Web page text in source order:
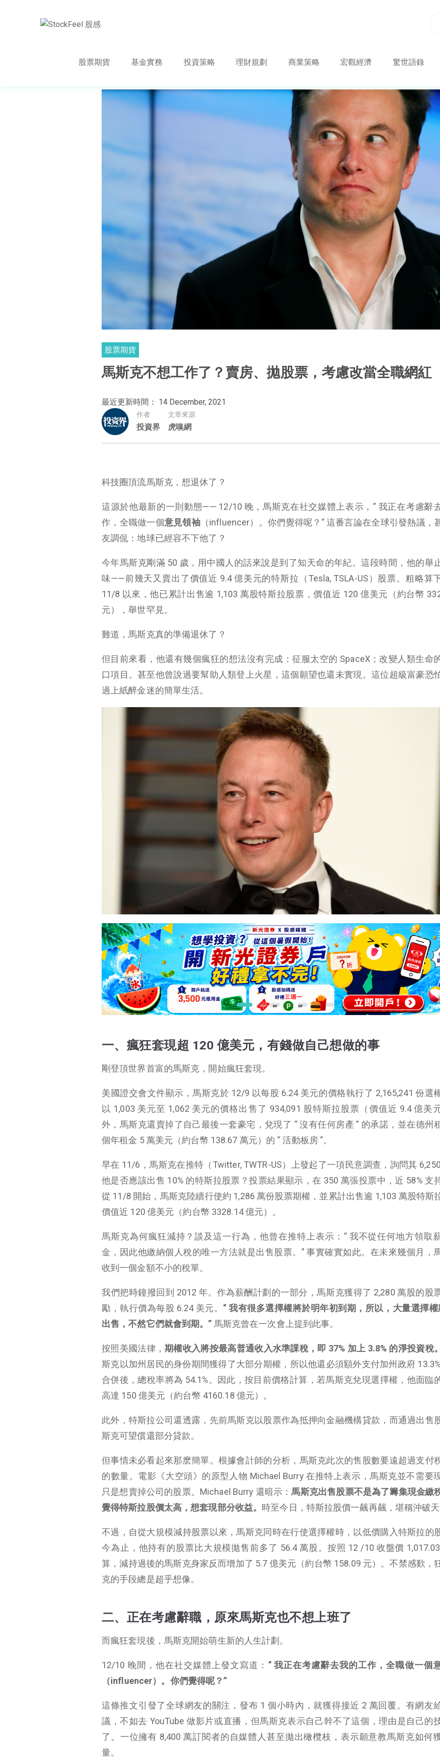
股票期貨 基金實務 投資策略 理財規劃 商業策略 宏觀經濟 驚世語錄
股票期貨
馬斯克不想工作了？賣房、拋股票，考慮改當全職網紅
最近更新時間： 14 December, 2021
作者
投資界
文章來源
虎嗅網
科技圈頂流馬斯克，想退休了？
這源於他最新的一則動態—— 12/10 晚，馬斯克在社交媒體上表示，“ 我正在考慮辭
作，全職做一個意見領袖（influencer）。你們覺得呢？” 這番言論在全球引發熱議，
友調侃：地球已經容不下他了？
今年馬斯克剛滿 50 歲，用中國人的話來說是到了知天命的年紀。這段時間，他的舉
味——前幾天又賣出了價值近 9.4 億美元的特斯拉（Tesla, TSLA-US）股票。粗略算
11/8 以來，他已累計出售逾 1,103 萬股特斯拉股票，價值近 120 億美元（約台幣
元），舉世罕見。
難道，馬斯克真的準備退休了？
但目前來看，他還有幾個瘋狂的想法沒有完成：征服太空的 SpaceX；改變人類生命
口項目。甚至他曾說過要幫助人類登上火星，這個願望也還未實現。這位超級富豪恐
過上紙醉金迷的簡單生活。
一、瘋狂套現超 120 億美元，有錢做自己想做的事
剛登頂世界首富的馬斯克，開始瘋狂套現。
美國證交會文件顯示，馬斯克於 12/9 以每股 6.24 美元的價格執行了 2,165,241 份選
以 1,003 美元至 1,062 美元的價格出售了 934,091 股特斯拉股票（價值近 9.4 億美
外，馬斯克還賣掉了自己最後一套豪宅，兌現了 “ 沒有任何房產 ” 的承諾，並在德州
個年租金 5 萬美元（約台幣 138.67 萬元）的 “ 活動板房 ”。
早在 11/6，馬斯克在推特（Twitter, TWTR-US）上發起了一項民意調查，詢問其
他是否應該出售 10% 的特斯拉股票？投票結果顯示，在 350 萬張投票中，近 58% 支
從 11/8 開始，馬斯克陸續行使約 1,286 萬份股票期權，並累計出售逾 1,103 萬股特斯
價值近 120 億美元（約台幣 3328.14 億元）。
馬斯克為何瘋狂減持？談及這一行為，他曾在推特上表示：“ 我不從任何地方領取
金，因此他繳納個人稅的唯一方法就是出售股票。” 事實確實如此。在未來幾個月，
收到一個金額不小的稅單。
我們把時鐘撥回到 2012 年。作為薪酬計劃的一部分，馬斯克獲得了 2,280 萬股的股
勵，執行價為每股 6.24 美元。 “ 我有很多選擇權將於明年初到期，所以，大量選擇權
出售，不然它們就會到期。” 馬斯克曾在一次會上提到此事。
按照美國法律，期權收入將按最高普通收入水準課稅，即 37% 加上 3.8% 的淨投資稅
斯克以加州居民的身份期間獲得了大部分期權，所以他還必須額外支付加州政府
合併後，總稅率將為 54.1%。因此，按目前價格計算，若馬斯克兌現選擇權，他面臨
高達 150 億美元（約台幣 4160.18 億元）。
此外，特斯拉公司還透露，先前馬斯克以股票作為抵押向金融機構貸款，而通過出售
斯克可望償還部分貸款。
但事情未必看起來那麽簡單。根據會計師的分析，馬斯克此次的售股數要遠超過支付
的數量。電影《大空頭》的原型人物 Michael Burry 在推特上表示，馬斯克並不需要
只是想賣掉公司的股票。Michael Burry 還暗示：馬斯克出售股票不是為了籌集現金繳
覺得特斯拉股價太高，想套現部分收益。 時至今日，特斯拉股價一飆再飆，堪稱沖破
不過，自從大規模減持股票以來，馬斯克同時在行使選擇權時，以低價購入特斯拉的
今為止，他持有的股票比大規模拋售前多了 56.4 萬股。按照 12 /10 收盤價
算，減持過後的馬斯克身家反而增加了 5.7 億美元（約台幣 158.09 元）。不禁感歎，
克的手段總是超乎想像。
二、正在考慮辭職，原來馬斯克也不想上班了
而瘋狂套現後，馬斯克開始萌生新的人生計劃。
12/10 晚間，他在社交媒體上發文寫道： “ 我正在考慮辭去我的工作，全職做一個
（influencer）。你們覺得呢？”
這條推文引發了全球網友的關注，發布 1 個小時內，就獲得接近 2 萬回覆。有網友
議，不如去 YouTube 做影片或直播，但馬斯克表示自己幹不了這個，理由是自己的
了。一位擁有 8,400 萬訂閱者的自媒體人甚至拋出橄欖枝，表示願意教馬斯克如何
量。